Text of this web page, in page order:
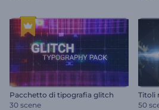
Pacchetto di tipografia glitch
30 scene
Titoli
50